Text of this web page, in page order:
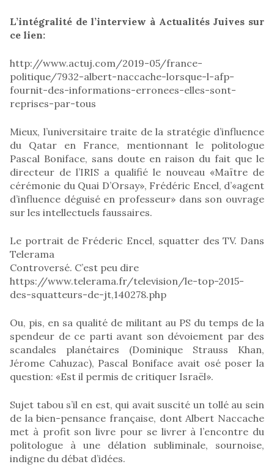
L’intégralité de l’interview à Actualités Juives sur
ce lien:
http://www.actuj.com/2019-05/france-
politique/7932-albert-naccache-lorsque-l-afp-
fournit-des-informations-erronees-elles-sont-
reprises-par-tous
Mieux, l’universitaire traite de la stratégie d’influence
du Qatar en France, mentionnant le politologue
Pascal Boniface, sans doute en raison du fait que le
directeur de l’IRIS a qualifié le nouveau «Maïtre de
cérémonie du Quai D’Orsay», Frédéric Encel, d’«agent
d’influence déguisé en professeur» dans son ouvrage
sur les intellectuels faussaires.
Le portrait de Fréderic Encel, squatter des TV. Dans
Telerama
Controversé. C’est peu dire
https://www.telerama.fr/television/le-top-2015-
des-squatteurs-de-jt,140278.php
Ou, pis, en sa qualité de militant au PS du temps de la
spendeur de ce parti avant son dévoiement par des
scandales planétaires (Dominique Strauss Khan,
Jérome Cahuzac), Pascal Boniface avait osé poser la
question: «Est il permis de critiquer Israël».
Sujet tabou s’il en est, qui avait suscité un tollé au sein
de la bien-pensance française, dont Albert Naccache
met à profit son livre pour se livrer à l’encontre du
politologue à une délation subliminale, sournoise,
indigne du débat d’idées.